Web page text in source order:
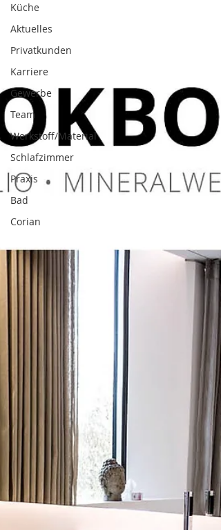
Küche
Aktuelles
Privatkunden
Karriere
Gewerbe
Team
Werkstoff/Material
Schlafzimmer
Praxis
Bad
Corian